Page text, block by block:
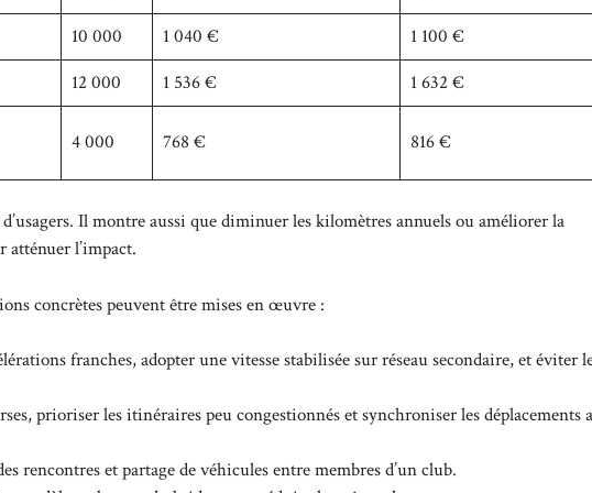
10 000 1 040 €
1 100 €
12 000 1 536 €
1 632 €
4 000 768 € 816 €
Il montre aussi que diminuer les kilomètres annuels ou améliorer la
l’impact.
concrètes peuvent être mises en œuvre :
franches, adopter une vitesse stabilisée sur réseau secondaire, et éviter
prioriser les itinéraires peu congestionnés et synchroniser les déplacements
rencontres et partage de véhicules entre membres d’un club.